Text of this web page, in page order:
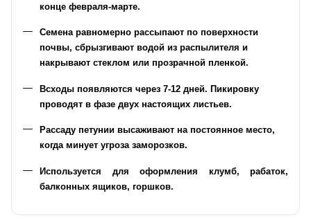
конце февраля-марте.
Семена равномерно рассыпают по поверхности
почвы, сбрызгивают водой из распылителя и
накрывают стеклом или прозрачной пленкой.
Всходы появляются через 7-12 дней. Пикировку
проводят в фазе двух настоящих листьев.
Рассаду петунии высаживают на постоянное место,
когда минует угроза заморозков.
Используется для оформления клумб, рабаток,
балконных ящиков, горшков.